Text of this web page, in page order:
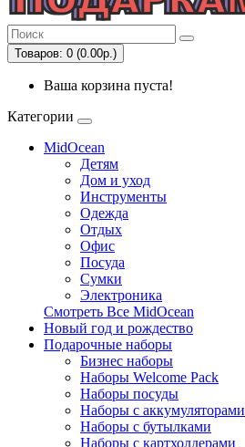
Товаров: 0 (0.00р.)
Ваша корзина пуста!
Категории
MidOcean
Детям
Дом и уход
Инструменты
Одежда
Отдых
Офис
Посуда
Сумки
Электроника
Смотреть Все MidOcean
Новый год и рождество
Подарочные наборы
Бизнес наборы
Наборы Welcome Pack
Наборы посуды
Наборы с аккумуляторами
Наборы с бутылками
Наборы с картхолдерами